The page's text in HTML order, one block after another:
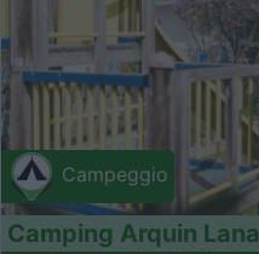
Campeggio
Camping Arquin Lana